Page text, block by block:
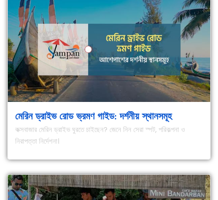
মেরিন ড্রাইভ রোড ভ্রমণ গাইড: দর্শনীয় স্থানসমূহ
কক্সবাজার মেরিন ড্রাইভ ঘুরতে চাইছেন? জেনে নিন সেরা স্পট, পরিকল্পনা ও
নিরাপত্তা নির্দেশনা।